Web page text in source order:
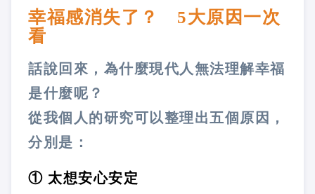
幸福感消失了？ 5大原因一次
看
話說回來，為什麼現代人無法理解幸福
是什麼呢？
從我個人的研究可以整理出五個原因，
分別是：
① 太想安心安定